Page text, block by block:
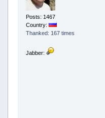
Posts: 1467
Country:
Thanked: 167 times
Jabber: